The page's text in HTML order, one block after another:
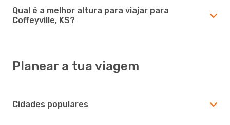
Qual é a melhor altura para viajar para
Coffeyville, KS?
Planear a tua viagem
Cidades populares